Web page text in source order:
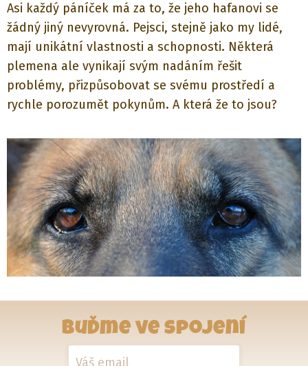
Asi každý páníček má za to, že jeho hafanovi se
žádný jiný nevyrovná. Pejsci, stejně jako my lidé,
mají unikátní vlastnosti a schopnosti. Některá
plemena ale vynikají svým nadáním řešit
problémy, přizpůsobovat se svému prostředí a
rychle porozumět pokynům. A která že to jsou?
Buďme ve spojení